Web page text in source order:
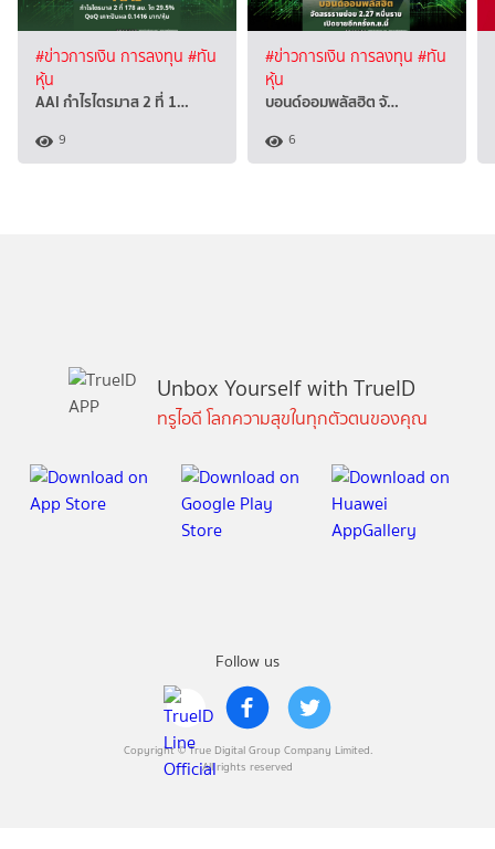
#ข่าวการเงิน การลงทุน #ทัน
หุ้น
AAI กำไรไตรมาส 2 ที่ 1…
9
#ข่าวการเงิน การลงทุน #ทัน
หุ้น
บอนด์ออมพลัสฮิต จั…
6
Follow us
Copyright © True Digital Group Company Limited.
All rights reserved
Unbox Yourself with TrueID
ทรูไอดี โลกความสุขในทุกตัวตนของคุณ